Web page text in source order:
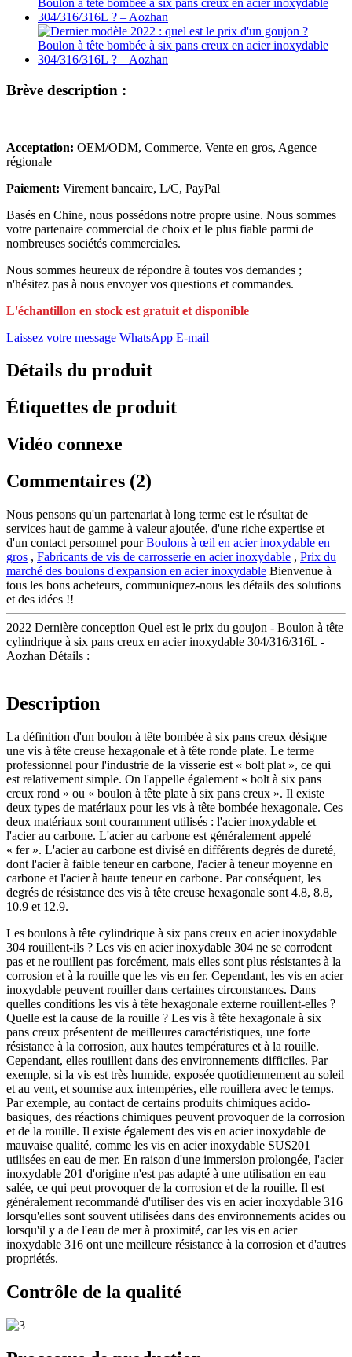
Brève description :
Acceptation: OEM/ODM, Commerce, Vente en gros, Agence
régionale
Paiement: Virement bancaire, L/C, PayPal
Basés en Chine, nous possédons notre propre usine. Nous sommes
votre partenaire commercial de choix et le plus fiable parmi de
nombreuses sociétés commerciales.
Nous sommes heureux de répondre à toutes vos demandes ;
n'hésitez pas à nous envoyer vos questions et commandes.
L'échantillon en stock est gratuit et disponible
Laissez votre message WhatsApp E-mail
Détails du produit
Étiquettes de produit
Vidéo connexe
Commentaires (2)
Nous pensons qu'un partenariat à long terme est le résultat de
services haut de gamme à valeur ajoutée, d'une riche expertise et
d'un contact personnel pourBoulons à œil en acier inoxydable en
gros , Fabricants de vis de carrosserie en acier inoxydable , Prix du
marché des boulons d'expansion en acier inoxydable Bienvenue à
tous les bons acheteurs, communiquez-nous les détails des solutions
et des idées !!
2022 Dernière conception Quel est le prix du goujon - Boulon à tête
cylindrique à six pans creux en acier inoxydable 304/316/316L -
Aozhan Détails :
Description
La définition d'un boulon à tête bombée à six pans creux désigne
une vis à tête creuse hexagonale et à tête ronde plate. Le terme
professionnel pour l'industrie de la visserie est « bolt plat », ce qui
est relativement simple. On l'appelle également « bolt à six pans
creux rond » ou « boulon à tête plate à six pans creux ». Il existe
deux types de matériaux pour les vis à tête bombée hexagonale. Ces
deux matériaux sont couramment utilisés : l'acier inoxydable et
l'acier au carbone. L'acier au carbone est généralement appelé
« fer ». L'acier au carbone est divisé en différents degrés de dureté,
dont l'acier à faible teneur en carbone, l'acier à teneur moyenne en
carbone et l'acier à haute teneur en carbone. Par conséquent, les
degrés de résistance des vis à tête creuse hexagonale sont 4.8, 8.8,
10.9 et 12.9.
Les boulons à tête cylindrique à six pans creux en acier inoxydable
304 rouillent-ils ? Les vis en acier inoxydable 304 ne se corrodent
pas et ne rouillent pas forcément, mais elles sont plus résistantes à la
corrosion et à la rouille que les vis en fer. Cependant, les vis en acier
inoxydable peuvent rouiller dans certaines circonstances. Dans
quelles conditions les vis à tête hexagonale externe rouillent-elles ?
Quelle est la cause de la rouille ? Les vis à tête hexagonale à six
pans creux présentent de meilleures caractéristiques, une forte
résistance à la corrosion, aux hautes températures et à la rouille.
Cependant, elles rouillent dans des environnements difficiles. Par
exemple, si la vis est très humide, exposée quotidiennement au soleil
et au vent, et soumise aux intempéries, elle rouillera avec le temps.
Par exemple, au contact de certains produits chimiques acido-
basiques, des réactions chimiques peuvent provoquer de la corrosion
et de la rouille. Il existe également des vis en acier inoxydable de
mauvaise qualité, comme les vis en acier inoxydable SUS201
utilisées en eau de mer. En raison d'une immersion prolongée, l'acier
inoxydable 201 d'origine n'est pas adapté à une utilisation en eau
salée, ce qui peut provoquer de la corrosion et de la rouille. Il est
généralement recommandé d'utiliser des vis en acier inoxydable 316
lorsqu'elles sont souvent utilisées dans des environnements acides ou
lorsqu'il y a de l'eau de mer à proximité, car les vis en acier
inoxydable 316 ont une meilleure résistance à la corrosion et d'autres
propriétés.
Contrôle de la qualité